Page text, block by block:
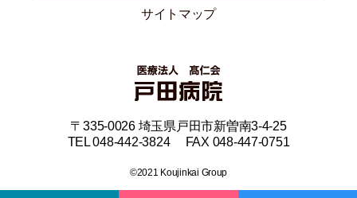
サイトマップ
〒335-0026 埼玉県戸田市新曽南3-4-25
TEL 048-442-3824 FAX 048-447-0751
©2021 Koujinkai Group